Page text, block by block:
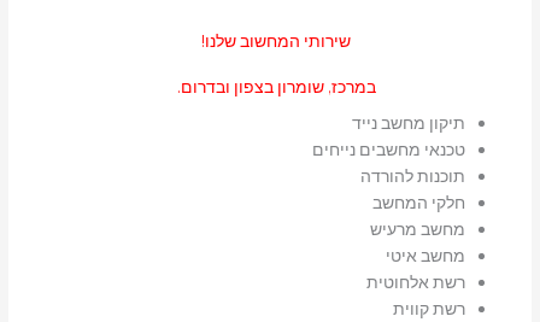
שירותי המחשוב שלנו!
במרכז, שומרון בצפון ובדרום.
תיקון מחשב נייד
טכנאי מחשבים נייחים
תוכנות להורדה
חלקי המחשב
מחשב מרעיש
מחשב איטי
רשת אלחוטית
רשת קווית